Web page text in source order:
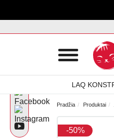
LAQ
Pradžia Produktai
-50%